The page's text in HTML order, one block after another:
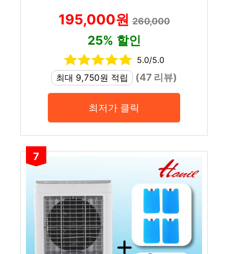
195,000원260,000
25% 할인
5.0/5.0
최대 9,750원 적립
(47 리뷰)
최저가 클릭
7